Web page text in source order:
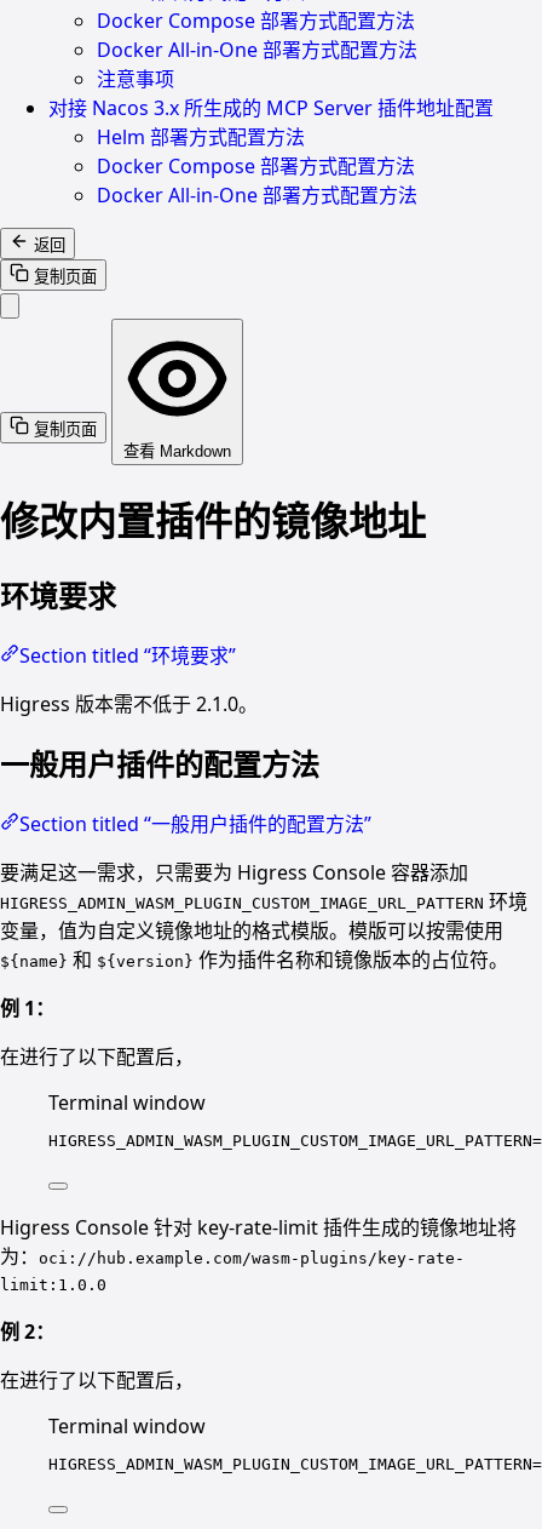
Docker Compose 部署方式配置方法
Docker All-in-One 部署方式配置方法
注意事项
对接 Nacos 3.x 所生成的 MCP Server 插件地址配置
Helm 部署方式配置方法
Docker Compose 部署方式配置方法
Docker All-in-One 部署方式配置方法
返回
复制页面
复制页面
查看 Markdown
修改内置插件的镜像地址
环境要求
Section titled “环境要求”
Higress 版本需不低于 2.1.0。
一般用户插件的配置方法
Section titled “一般用户插件的配置方法”
要满足这一需求，只需要为 Higress Console 容器添加
HIGRESS_ADMIN_WASM_PLUGIN_CUSTOM_IMAGE_URL_PATTERN 环境
变量，值为自定义镜像地址的格式模版。模版可以按需使用
${name} 和 ${version} 作为插件名称和镜像版本的占位符。
例 1：
在进行了以下配置后，
Terminal window
HIGRESS_ADMIN_WASM_PLUGIN_CUSTOM_IMAGE_URL_PATTERN=
Higress Console 针对 key-rate-limit 插件生成的镜像地址将
为：
oci://hub.example.com/wasm-plugins/key-rate-
limit:1.0.0
例 2：
在进行了以下配置后，
Terminal window
HIGRESS_ADMIN_WASM_PLUGIN_CUSTOM_IMAGE_URL_PATTERN=